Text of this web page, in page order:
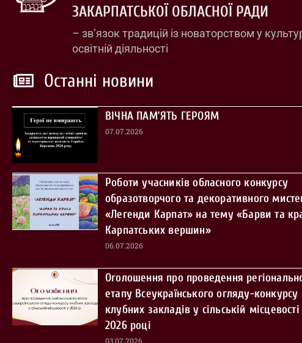
ЗАКАРПАТСЬКОЇ ОБЛАСНОЇ РАДИ
– зв’язок традицій із новаторством у
освітній діяльності
Останні новини
ВІЧНА ПАМ’ЯТЬ ГЕРОЯМ
07.07.2026
Роботи учасників обласного конкурсу
образотворчого та декоративного
«Легенди Карпат» на тему «Барви та
Карпатських вершин»
06.07.2026
Оголошення про проведення
етапу Всеукраїнського огляду-конкурсу
клубних закладів у сільській
2026 році
03.07.2026